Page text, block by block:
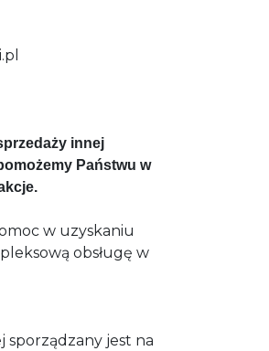
innej
Państwu w
w uzyskaniu
obsługę w
jest na